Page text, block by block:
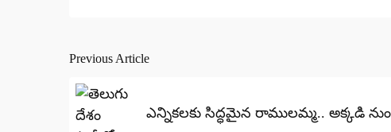
Post
navigation
Previous Article
ఎన్నికలకు సిద్ధమైన రాములమ్మ.. అక్కడి